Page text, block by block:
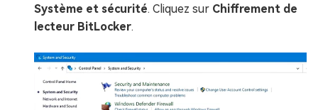
Système et sécurité. Cliquez sur Chiffrement de
lecteur BitLocker.